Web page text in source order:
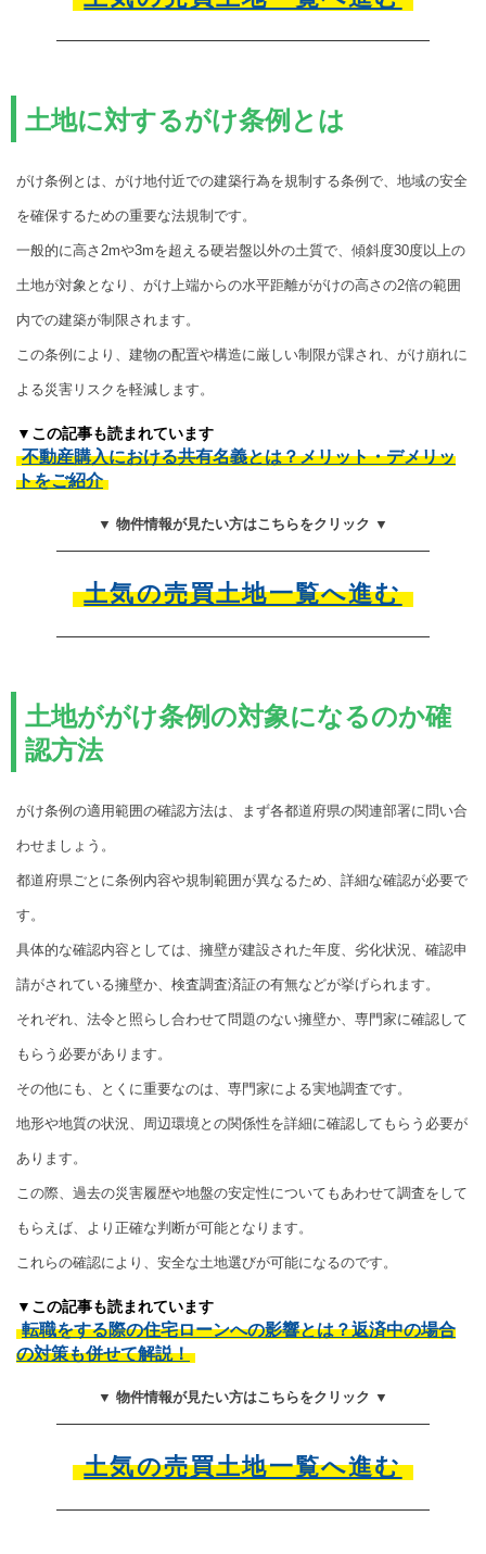
土地に対するがけ条例とは
がけ条例とは、がけ地付近での建築行為を規制する条例で、地域の安全
を確保するための重要な法規制です。
一般的に高さ2mや3mを超える硬岩盤以外の土質で、傾斜度30度以上の
土地が対象となり、がけ上端からの水平距離ががけの高さの2倍の範囲
内での建築が制限されます。
この条例により、建物の配置や構造に厳しい制限が課され、がけ崩れに
よる災害リスクを軽減します。
▼この記事も読まれています
不動産購入における共有名義とは？メリット・デメリッ
トをご紹介
▼ 物件情報が見たい方はこちらをクリック ▼
土気の売買土地一覧へ進む
土地ががけ条例の対象になるのか確
認方法
がけ条例の適用範囲の確認方法は、まず各都道府県の関連部署に問い合
わせましょう。
都道府県ごとに条例内容や規制範囲が異なるため、詳細な確認が必要で
す。
具体的な確認内容としては、擁壁が建設された年度、劣化状況、確認申
請がされている擁壁か、検査調査済証の有無などが挙げられます。
それぞれ、法令と照らし合わせて問題のない擁壁か、専門家に確認して
もらう必要があります。
その他にも、とくに重要なのは、専門家による実地調査です。
地形や地質の状況、周辺環境との関係性を詳細に確認してもらう必要が
あります。
この際、過去の災害履歴や地盤の安定性についてもあわせて調査をして
もらえば、より正確な判断が可能となります。
これらの確認により、安全な土地選びが可能になるのです。
▼この記事も読まれています
転職をする際の住宅ローンへの影響とは？返済中の場合
の対策も併せて解説！
▼ 物件情報が見たい方はこちらをクリック ▼
土気の売買土地一覧へ進む